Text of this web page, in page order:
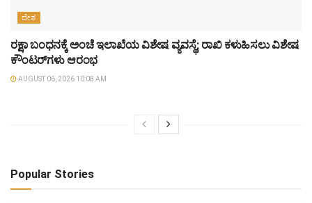
ದೇಶ
ರಕ್ಷಾ ಬಂಧನಕ್ಕೆ ಅಂಚೆ ಇಲಾಖೆಯ ವಿಶೇಷ ವ್ಯವಸ್ಥೆ; ರಾಖಿ ಕಳುಹಿಸಲು ವಿಶೇಷ
ಕೌಂಟರ್‌ಗಳು ಆರಂಭ
AUGUST 06, 2026 10:08 AM
Popular Stories